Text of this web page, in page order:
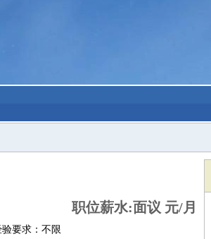
职位薪水:面议 元/月
要求：不限